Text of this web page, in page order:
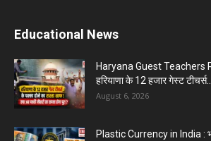
Educational News
Haryana Guest Teachers
हरियाणा के 12 हजार गेस्ट टीचर्स...
August 6, 2026
Plastic Currency in India :